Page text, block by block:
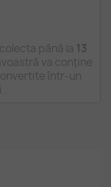
până la 13
va conține
într-un